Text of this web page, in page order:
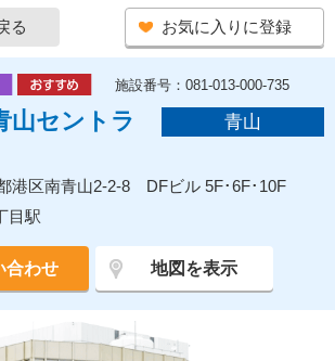
る お気に入りに登録
施設番号：081-013-000-735
山セントラ
青山
港区南青山2-2-8 DFビル 5F･6F･10F
目駅
合わせ 地図を表示